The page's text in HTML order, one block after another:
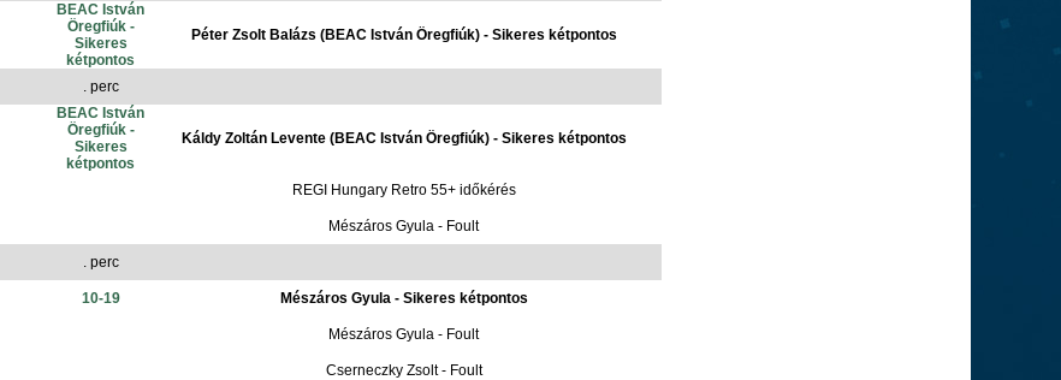
BEAC István
Öregfiúk -
Sikeres
kétpontos
Péter Zsolt Balázs (BEAC István Öregfiúk) - Sikeres kétpontos
. perc
BEAC István
Öregfiúk -
Sikeres
kétpontos
Káldy Zoltán Levente (BEAC István Öregfiúk) - Sikeres kétpontos
REGI Hungary Retro 55+ időkérés
Mészáros Gyula - Foult
. perc
10-19 Mészáros Gyula - Sikeres kétpontos
Mészáros Gyula - Foult
Cserneczky Zsolt - Foult